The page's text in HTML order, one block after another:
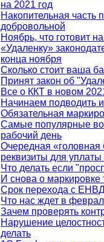
на 2021 год
Накопительная часть
добровольной
Ноябрь, что готовит
«Удаленку»
конца ноября
Сколько стоит ваша
Принят закон об
Все о ККТ в новом
Начинаем подводить
Обязательная
Самые популярные
рабочий день
Очередная
реквизиты для уплаты
Что делать если
И снова о маркировке
Срок перехода с
Что нас ждет в
Зачем проверять
Нарушение
делать